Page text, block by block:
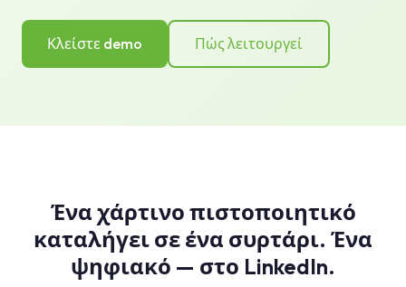
Κλείστε demo Πώς λειτουργεί
Ένα χάρτινο πιστοποιητικό
καταλήγει σε ένα συρτάρι. Ένα
ψηφιακό — στο LinkedIn.